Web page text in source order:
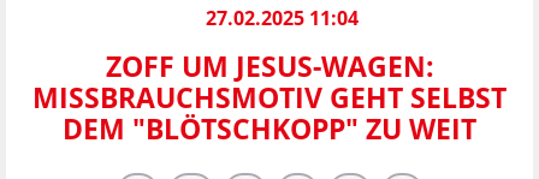
27.02.2025 11:04
ZOFF UM JESUS-WAGEN:
MISSBRAUCHSMOTIV GEHT SELBST
DEM "BLÖTSCHKOPP" ZU WEIT